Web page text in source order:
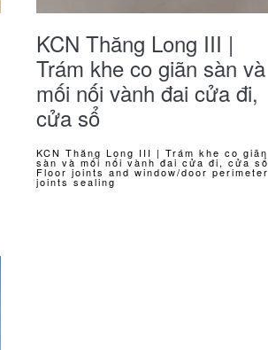
KCN Thăng Long III |
Trám khe co giãn sàn và
mối nối vành đai cửa đi,
cửa sổ
KCN Thăng Long III | Trám khe co giãn
sàn và mối nối vành đai cửa đi, cửa sổ
Floor joints and window/door perimeter
joints sealing